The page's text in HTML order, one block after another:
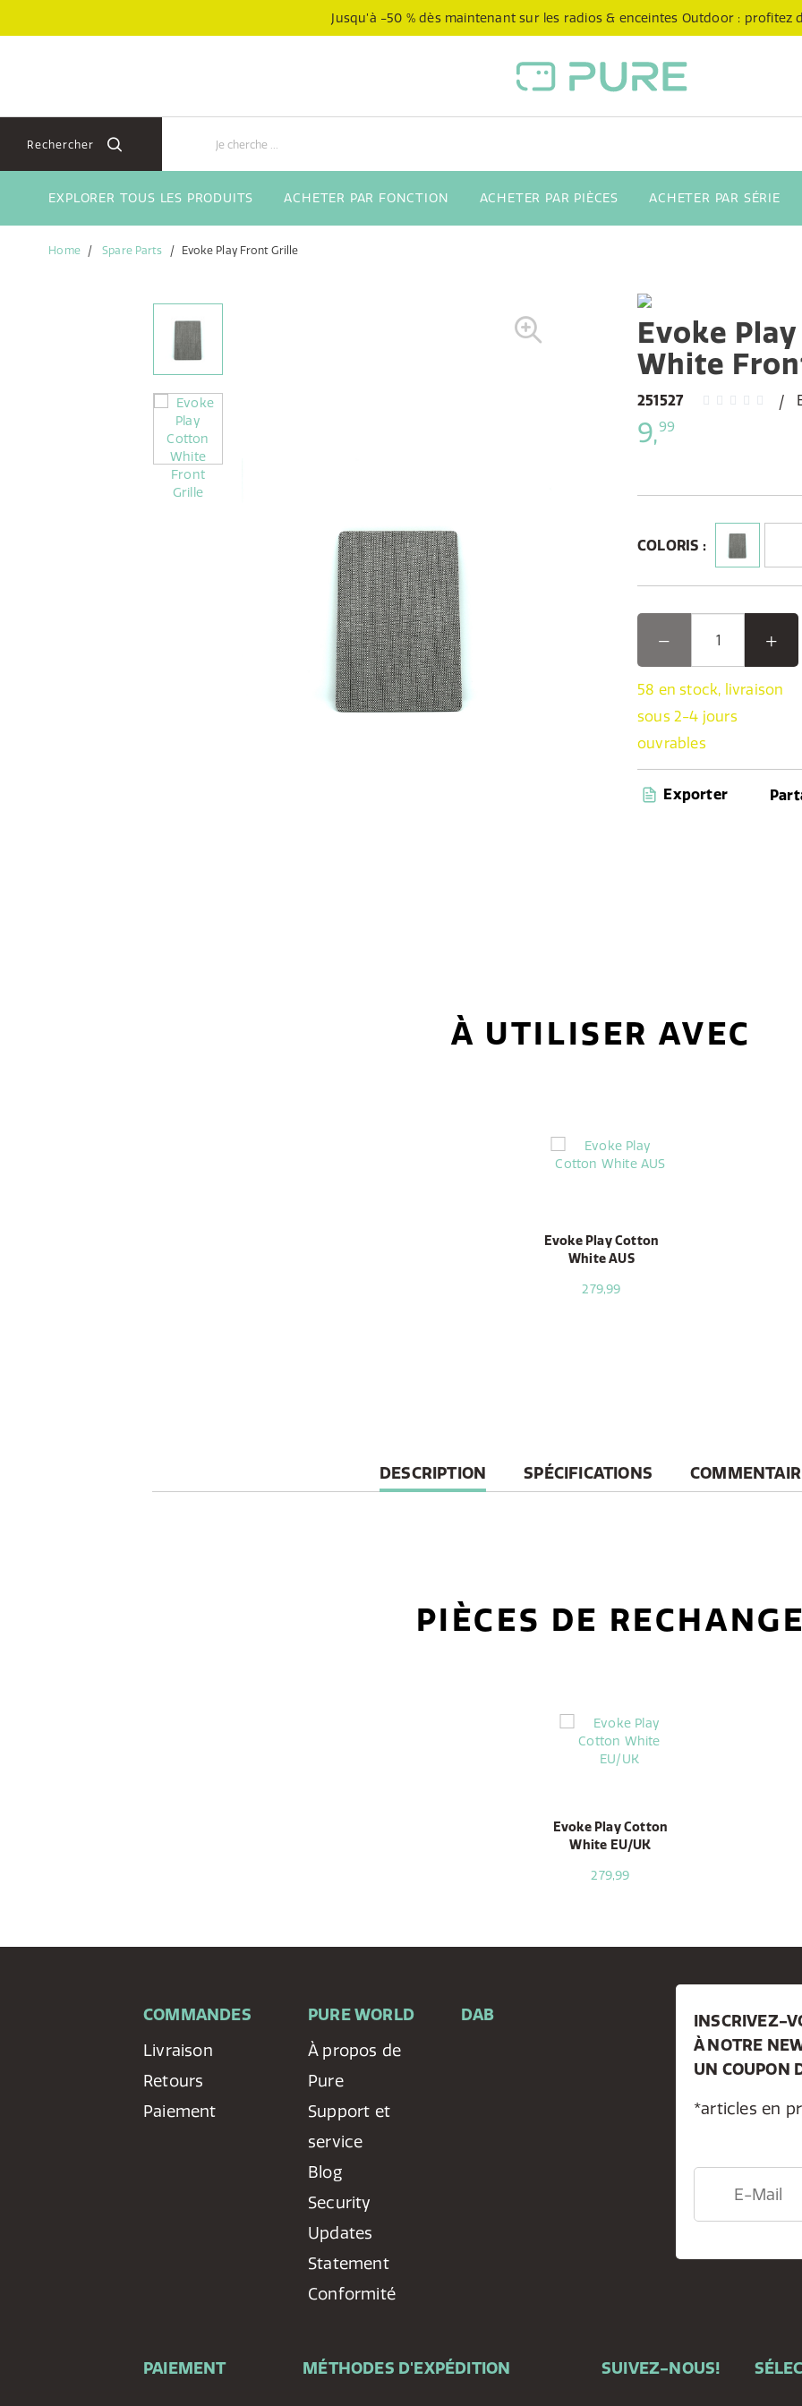
Jusqu’à -50 % dès maintenant sur les radios & enceintes Outdoor : profitez
Rechercher
EXPLORER TOUS LES PRODUITS ACHETER PAR FONCTION ACHETER PAR PIÈCES ACHETER PAR SÉRIE
Home Spare Parts Evoke Play Front Grille
Evoke
White
251527
9,99
COLORIS :
58 en stock, livraison
sous 2-4 jours
ouvrables
Exporter
À UTILISER AVEC
Evoke Play Cotton
White AUS
279,99
CURRENT
TAB:
DESCRIPTION SPÉCIFICATIONS
PIÈCES DE
Evoke Play Cotton
White EU/UK
279,99
COMMANDES
Livraison
Retours
Paiement
PURE WORLD
À propos de
Pure
Support et
service
Blog
Security
Updates
Statement
Conformité
DAB
PAIEMENT MÉTHODES D'EXPÉDITION
INSCRIVEZ-
À NOTRE
UN COUPON
*articles en
SUIVEZ-NOUS!